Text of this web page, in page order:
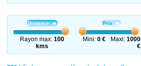
Distance
Rayon max:100
kms
Prix
Mini: 0 € Maxi:1000
€